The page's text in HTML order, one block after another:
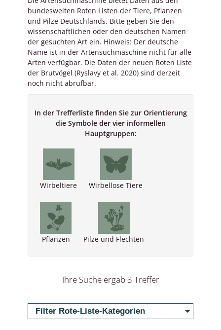
bundesweiten Roten Listen der Tiere, Pflanzen
und Pilze Deutschlands. Bitte geben Sie den
wissenschaftlichen oder den deutschen Namen
der gesuchten Art ein. Hinweis: Der deutsche
Name ist in der Artensuchmaschine nicht für alle
Arten verfügbar. Die Daten der neuen Roten Liste
der Brutvögel (Ryslavy et al. 2020) sind derzeit
noch nicht abrufbar.
In der Trefferliste finden Sie zur Orientierung
die Symbole der vier informellen
Hauptgruppen:
Wirbeltiere Wirbellose Tiere
Pflanzen Pilze und Flechten
Ihre Suche ergab 3 Treffer
Filter Rote-Liste-Kategorien